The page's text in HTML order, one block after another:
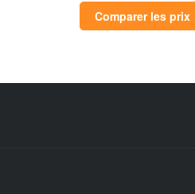
Comparer les prix